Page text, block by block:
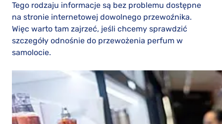
Tego rodzaju informacje są bez problemu dostępne
na stronie internetowej dowolnego przewoźnika.
Więc warto tam zajrzeć, jeśli chcemy sprawdzić
szczegóły odnośnie do przewożenia perfum w
samolocie.